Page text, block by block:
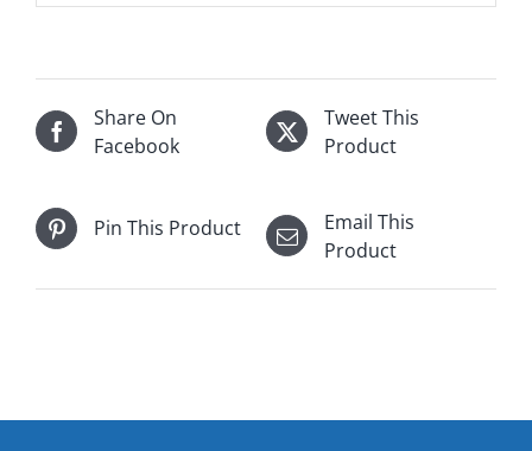
Share On
Facebook
Tweet This
Product
Pin This Product
Email This
Product